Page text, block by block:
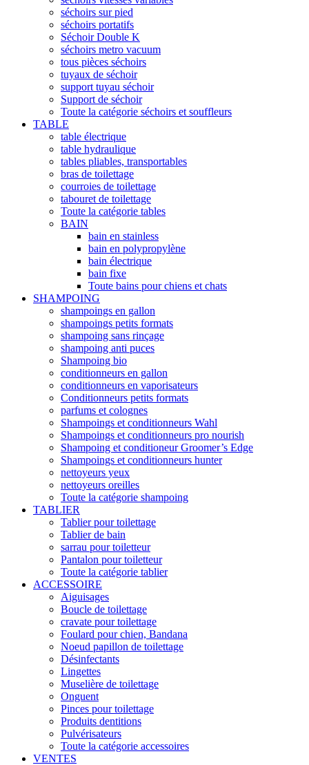
séchoirs sur pied
séchoirs portatifs
Séchoir Double K
séchoirs metro vacuum
tous pièces séchoirs
tuyaux de séchoir
support tuyau séchoir
Support de séchoir
Toute la catégorie séchoirs et souffleurs
TABLE
table électrique
table hydraulique
tables pliables, transportables
bras de toilettage
courroies de toilettage
tabouret de toilettage
Toute la catégorie tables
BAIN
bain en stainless
bain en polypropylène
bain électrique
bain fixe
Toute bains pour chiens et chats
SHAMPOING
shampoings en gallon
shampoings petits formats
shampoing sans rinçage
shampoing anti puces
Shampoing bio
conditionneurs en gallon
conditionneurs en vaporisateurs
Conditionneurs petits formats
parfums et colognes
Shampoings et conditionneurs Wahl
Shampoings et conditionneurs pro nourish
Shampoing et conditioneur Groomer’s Edge
Shampoings et conditionneurs hunter
nettoyeurs yeux
nettoyeurs oreilles
Toute la catégorie shampoing
TABLIER
Tablier pour toilettage
Tablier de bain
sarrau pour toiletteur
Pantalon pour toiletteur
Toute la catégorie tablier
ACCESSOIRE
Aiguisages
Boucle de toilettage
cravate pour toilettage
Foulard pour chien, Bandana
Noeud papillon de toilettage
Désinfectants
Lingettes
Muselière de toilettage
Onguent
Pinces pour toilettage
Produits dentitions
Pulvérisateurs
Toute la catégorie accessoires
VENTES